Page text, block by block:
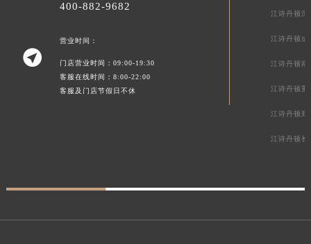
400-882-9682

营业时间：
门店营业时间：09:00-19:30
客服在线时间：8:00-22:00
客服及门店节假日不休
江诗丹顿深
江诗丹顿成
江诗丹顿南
江诗丹顿重
江诗丹顿郑
江诗丹顿长